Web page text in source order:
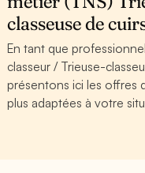
classeuse de
En tant que
classeur / Trieuse-
présentons ici les offres
plus adaptées à votre